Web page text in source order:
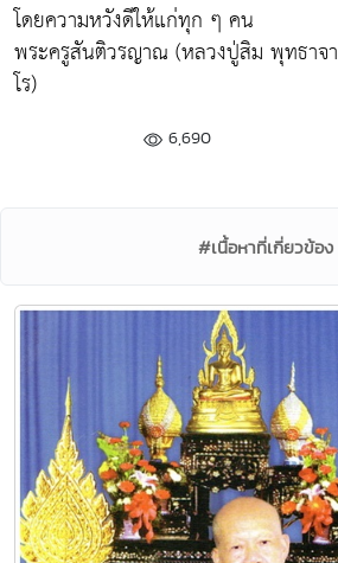
โดยความหวังดีให้แก่ทุก ๆ คน
พระครูสันติวรญาณ (หลวงปู่สิม พุทธาจา
โร)
6,690
#เนื้อหาที่เกี่ยวข้อง